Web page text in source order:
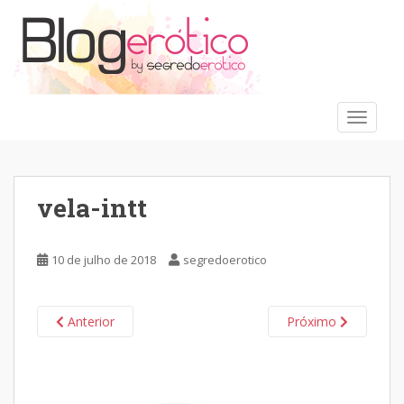
vela-intt
10 de julho de 2018 segredoerotico
Anterior Próximo